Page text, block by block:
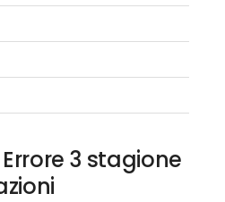
3 stagione